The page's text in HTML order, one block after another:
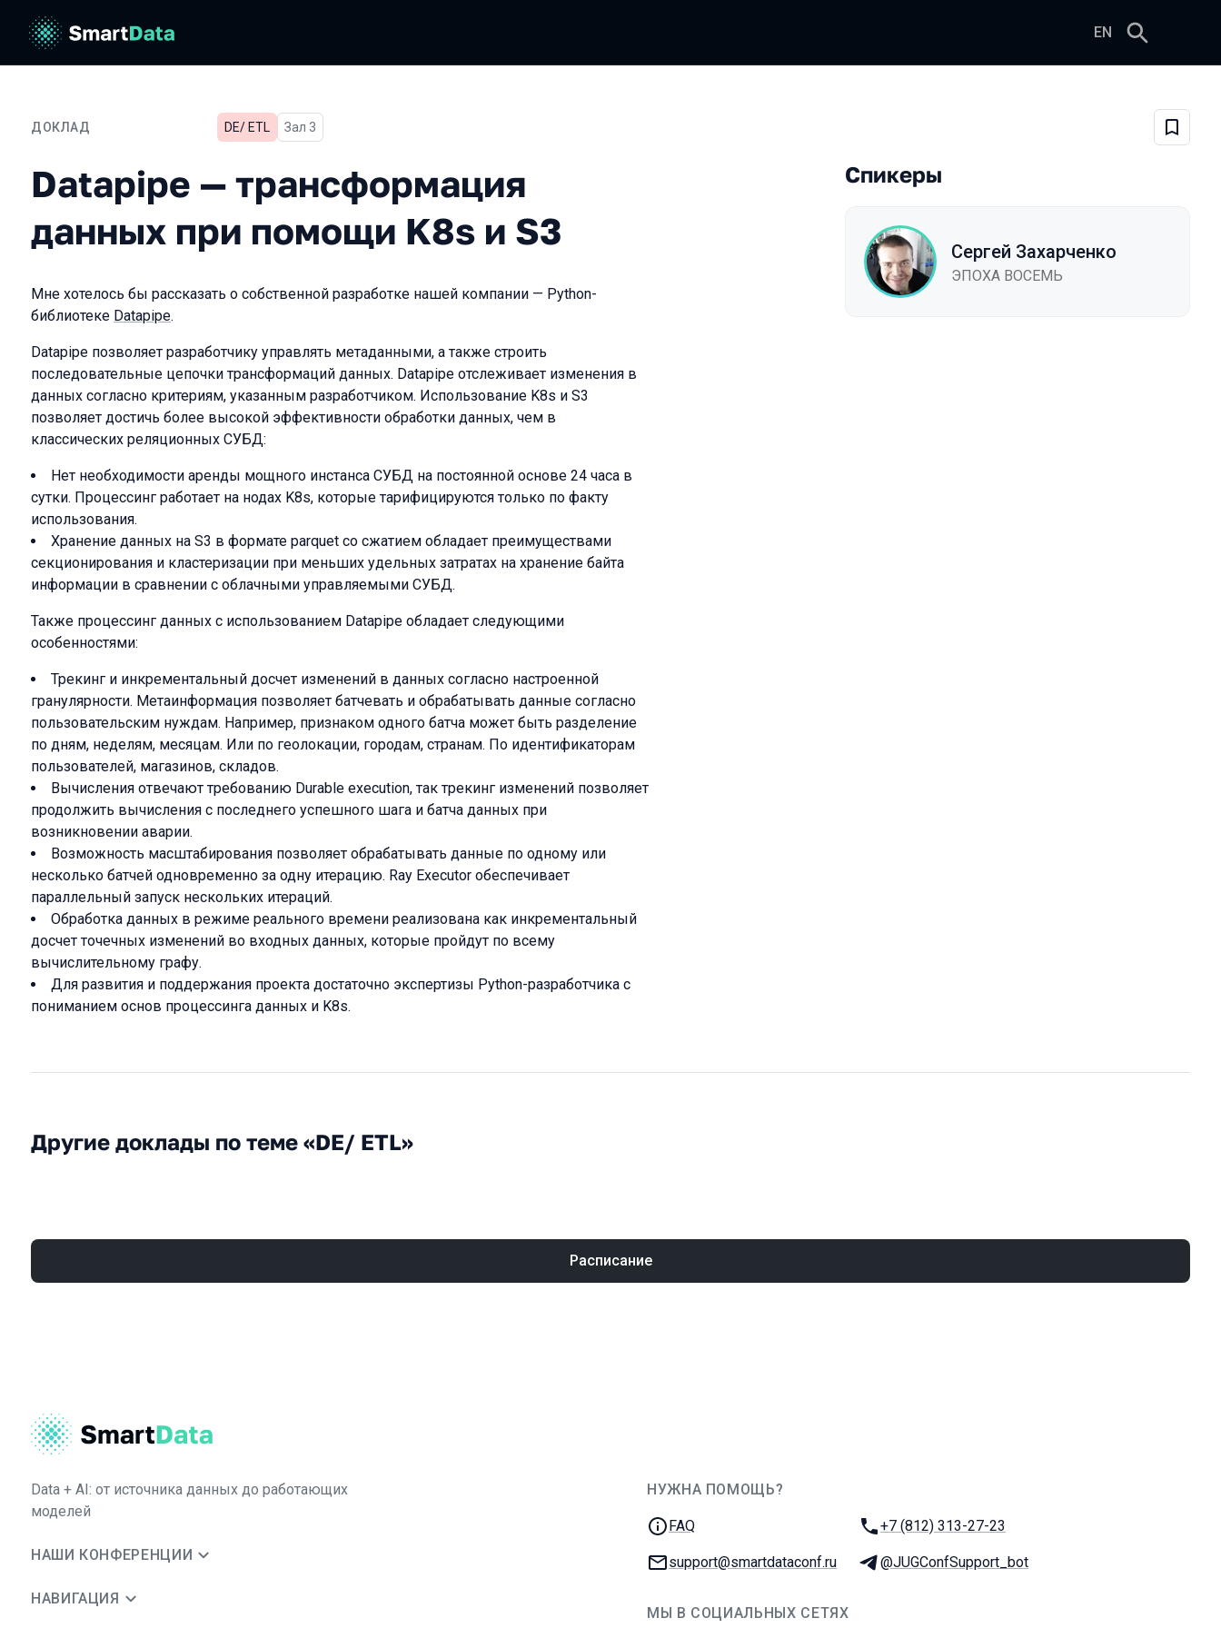
EN
ДОКЛАД
Datapipe — трансформация данных при помощи K8s и S3
DE/ ETL Зал 3
Datapipe — трансформация
данных при помощи K8s и S3
Мне хотелось бы рассказать о собственной разработке нашей компании — Python-
библиотеке Datapipe.
Datapipe позволяет разработчику управлять метаданными, а также строить
последовательные цепочки трансформаций данных. Datapipe отслеживает изменения в
данных согласно критериям, указанным разработчиком. Использование K8s и S3
позволяет достичь более высокой эффективности обработки данных, чем в
классических реляционных СУБД:
Нет необходимости аренды мощного инстанса СУБД на постоянной основе 24 часа в
сутки. Процессинг работает на нодах K8s, которые тарифицируются только по факту
использования.
Хранение данных на S3 в формате parquet со сжатием обладает преимуществами
секционирования и кластеризации при меньших удельных затратах на хранение байта
информации в сравнении с облачными управляемыми СУБД.
Также процессинг данных с использованием Datapipe обладает следующими
особенностями:
Трекинг и инкрементальный досчет изменений в данных согласно настроенной
гранулярности. Метаинформация позволяет батчевать и обрабатывать данные согласно
пользовательским нуждам. Например, признаком одного батча может быть разделение
по дням, неделям, месяцам. Или по геолокации, городам, странам. По идентификаторам
пользователей, магазинов, складов.
Вычисления отвечают требованию Durable execution, так трекинг изменений позволяет
продолжить вычисления с последнего успешного шага и батча данных при
возникновении аварии.
Возможность масштабирования позволяет обрабатывать данные по одному или
несколько батчей одновременно за одну итерацию. Ray Executor обеспечивает
параллельный запуск нескольких итераций.
Обработка данных в режиме реального времени реализована как инкрементальный
досчет точечных изменений во входных данных, которые пройдут по всему
вычислительному графу.
Для развития и поддержания проекта достаточно экспертизы Python-разработчика с
пониманием основ процессинга данных и K8s.
Спикеры
Сергей Захарченко
ЭПОХА ВОСЕМЬ
Другие доклады по теме «DE/ ETL»
Расписание
Data + AI: от источника данных до работающих
моделей
НАШИ КОНФЕРЕНЦИИ
НАВИГАЦИЯ
НУЖНА ПОМОЩЬ?
FAQ Телефон:
+7 (812) 313-27-23
E-mail:
support@smartdataconf.ru Телеграм:
@JUGConfSupport_bot
МЫ В СОЦИАЛЬНЫХ СЕТЯХ